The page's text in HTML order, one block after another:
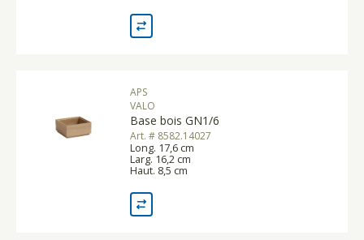
APS
VALO
Base bois GN1/6
Art. # 8582.14027
Long. 17,6 cm
Larg. 16,2 cm
Haut. 8,5 cm